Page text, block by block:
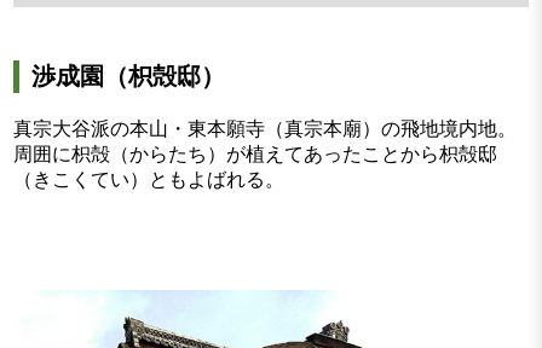
渉成園（枳殻邸）
真宗大谷派の本山・東本願寺（真宗本廟）の飛地境内地。
周囲に枳殻（からたち）が植えてあったことから枳殻邸
（きこくてい）ともよばれる。